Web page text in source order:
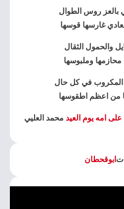
بالعز روس الطوال
غارسها قوسها
والحمول الثقال
وملبوسها
المكروب في كل حال
من اعظم اطقوسها
امه يوم العيد محمد العليي
ابوقحطان